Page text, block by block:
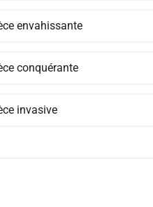
envahissante
conquérante
invasive